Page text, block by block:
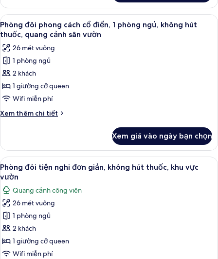
ngủ,
không
hút
thuốc,
quang
cảnh
công
viên
Phòng
đôi
có
thiết
đặc
sắc,
phòng
ngủ,
hút
thuốc,
quang
viên
Xem
tất
cả
ảnh
Phòng
đôi
phong
cách
cổ
điển,
phòng
ngủ,
không
hút
thuốc,
quang
cảnh
sân
vườn
Bộ đồ giường cao cấp, két bảo mật
8
Phòng đôi phong cách cổ điển, 1 phòng ngủ, không hút
thuốc, quang cảnh sân vườn
26 mét vuông
1 phòng ngủ
2 khách
1 giường cỡ queen
Wifi miễn phí
Xem thêm chi tiết
Chi
Phòng
đôi
phong
cách
điển,
phòng
ngủ,
không
thuốc,
quang
Xem giá vào ngày bạn chọn
Xem
tất
cả
ảnh
Phòng
đôi
tiện
nghi
đơn
Bộ đồ giường cao cấp, két bảo mật
9
Phòng đôi tiện nghi đơn giản, không hút thuốc, khu vực
vườn
Quang cảnh công viên
26 mét vuông
1 phòng ngủ
2 khách
1 giường cỡ queen
Wifi miễn phí